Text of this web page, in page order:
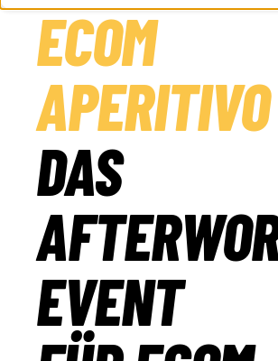
ECOM
APERITIVO
DAS
EVENT